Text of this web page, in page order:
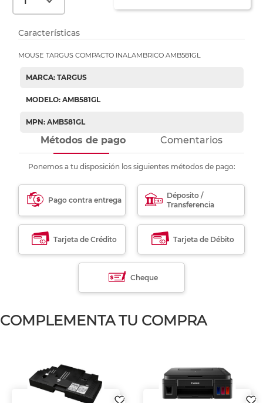
Características
MOUSE TARGUS COMPACTO INALAMBRICO AMB581GL
MARCA: TARGUS
MODELO: AMB581GL
MPN: AMB581GL
Métodos de pago Comentarios
Ponemos a tu disposición los siguientes métodos de pago:
Pago contra entrega
Déposito /
Transferencia
Tarjeta de Crédito Tarjeta de Débito
Cheque
COMPLEMENTA TU COMPRA